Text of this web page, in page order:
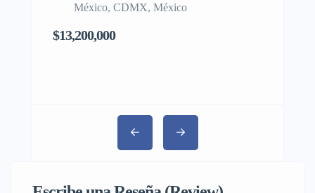
México, CDMX, México
$13,200,000